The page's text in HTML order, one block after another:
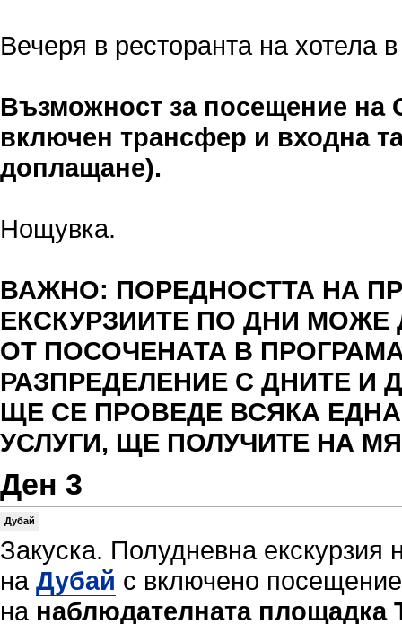
Вечеря в ресторанта на хотела
Възможност за посещение на
включен трансфер и входна
доплащане).
Нощувка.
ВАЖНО: ПОРЕДНОСТТА НА
ЕКСКУРЗИИТЕ ПО ДНИ МОЖЕ
ОТ ПОСОЧЕНАТА В
РАЗПРЕДЕЛЕНИЕ С ДНИТЕ И
ЩЕ СЕ ПРОВЕДЕ ВСЯКА
УСЛУГИ, ЩЕ ПОЛУЧИТЕ НА
Ден 3
Дубай
Закуска. Полудневна екскурзия
на Дубай с включено посещение
нанаблюдателната площадка